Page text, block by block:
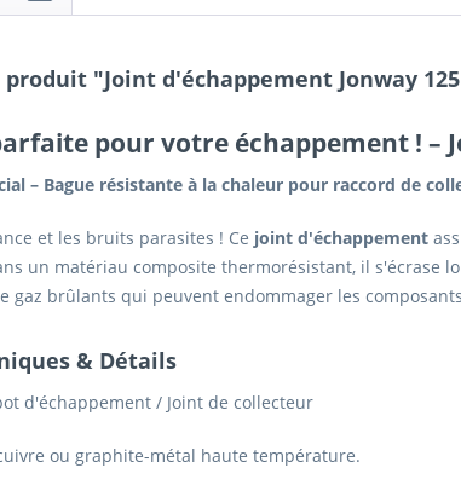
"Joint d'échappement Jonway
pour votre échappement ! –
– Bague résistante à la chaleur pour raccord de
et les bruits parasites ! Ce joint d'échappement
un matériau composite thermorésistant, il
gaz brûlants qui peuvent endommager les
& Détails
d'échappement / Joint de collecteur
ou graphite-métal haute température.